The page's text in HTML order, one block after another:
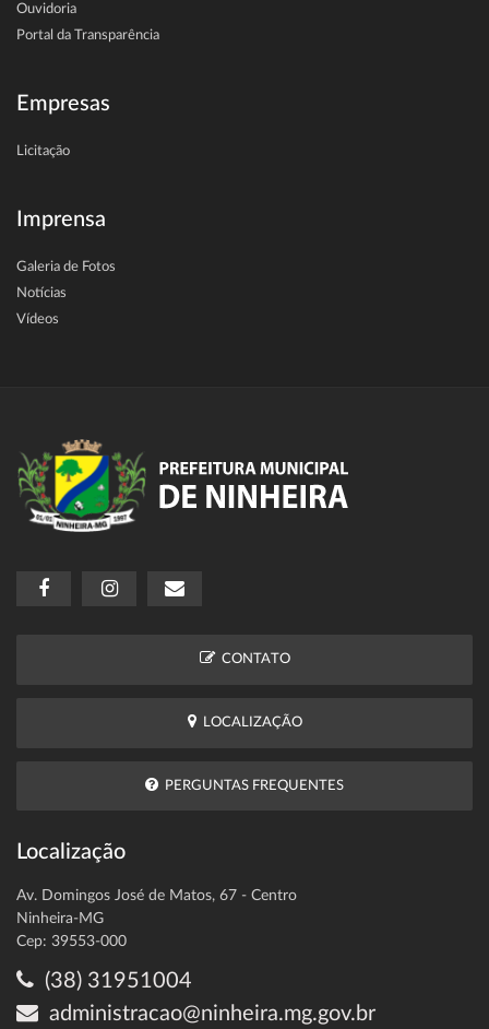
Ouvidoria
Portal da Transparência
Empresas
Licitação
Imprensa
Galeria de Fotos
Notícias
Vídeos
CONTATO
LOCALIZAÇÃO
PERGUNTAS FREQUENTES
Localização
Av. Domingos José de Matos, 67 - Centro
Ninheira-MG
Cep: 39553-000
(38) 31951004
administracao@ninheira.mg.gov.br